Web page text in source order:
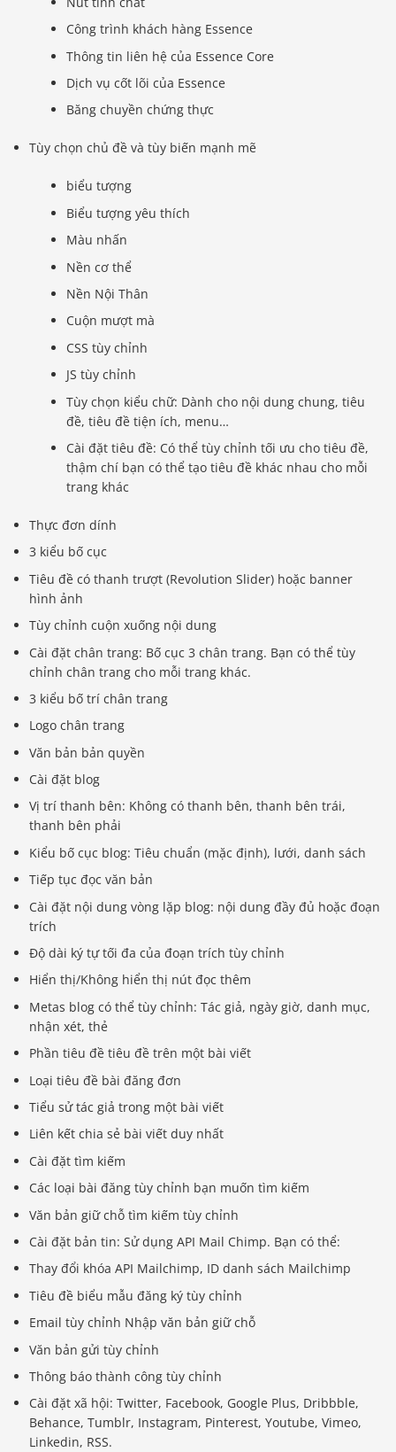
Công trình khách hàng Essence
Thông tin liên hệ của Essence Core
Dịch vụ cốt lõi của Essence
Băng chuyền chứng thực
Tùy chọn chủ đề và tùy biến mạnh mẽ
biểu tượng
Biểu tượng yêu thích
Màu nhấn
Nền cơ thể
Nền Nội Thân
Cuộn mượt mà
CSS tùy chỉnh
JS tùy chỉnh
Tùy chọn kiểu chữ: Dành cho nội dung chung, tiêu
đề, tiêu đề tiện ích, menu…
Cài đặt tiêu đề: Có thể tùy chỉnh tối ưu cho tiêu đề,
thậm chí bạn có thể tạo tiêu đề khác nhau cho mỗi
trang khác
Thực đơn dính
3 kiểu bố cục
Tiêu đề có thanh trượt (Revolution Slider) hoặc banner
hình ảnh
Tùy chỉnh cuộn xuống nội dung
Cài đặt chân trang: Bố cục 3 chân trang. Bạn có thể tùy
chỉnh chân trang cho mỗi trang khác.
3 kiểu bố trí chân trang
Logo chân trang
Văn bản bản quyền
Cài đặt blog
Vị trí thanh bên: Không có thanh bên, thanh bên trái,
thanh bên phải
Kiểu bố cục blog: Tiêu chuẩn (mặc định), lưới, danh sách
Tiếp tục đọc văn bản
Cài đặt nội dung vòng lặp blog: nội dung đầy đủ hoặc đoạn
trích
Độ dài ký tự tối đa của đoạn trích tùy chỉnh
Hiển thị/Không hiển thị nút đọc thêm
Metas blog có thể tùy chỉnh: Tác giả, ngày giờ, danh mục,
nhận xét, thẻ
Phần tiêu đề tiêu đề trên một bài viết
Loại tiêu đề bài đăng đơn
Tiểu sử tác giả trong một bài viết
Liên kết chia sẻ bài viết duy nhất
Cài đặt tìm kiếm
Các loại bài đăng tùy chỉnh bạn muốn tìm kiếm
Văn bản giữ chỗ tìm kiếm tùy chỉnh
Cài đặt bản tin: Sử dụng API Mail Chimp. Bạn có thể:
Thay đổi khóa API Mailchimp, ID danh sách Mailchimp
Tiêu đề biểu mẫu đăng ký tùy chỉnh
Email tùy chỉnh Nhập văn bản giữ chỗ
Văn bản gửi tùy chỉnh
Thông báo thành công tùy chỉnh
Cài đặt xã hội: Twitter, Facebook, Google Plus, Dribbble,
Behance, Tumblr, Instagram, Pinterest, Youtube, Vimeo,
Linkedin, RSS.